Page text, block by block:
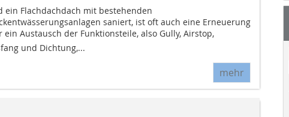
ein Flachdachdach mit bestehenden
saniert, ist oft auch eine Erneuerung
ein Austausch der Funktionsteile, also Gully, Airstop,
und Dichtung,...
mehr